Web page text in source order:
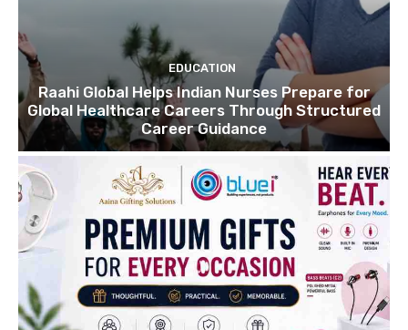
EDUCATION
Raahi Global Helps Indian Nurses Prepare for
Global Healthcare Careers Through Structured
Career Guidance